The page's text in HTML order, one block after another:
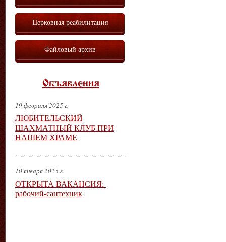
Церковная реабилитация
Файловый архив
Объявления
19 февраля 2025 г.
ЛЮБИТЕЛЬСКИЙ
ШАХМАТНЫЙ КЛУБ ПРИ
НАШЕМ ХРАМЕ
10 января 2025 г.
ОТКРЫТА ВАКАНСИЯ:
рабочий-сантехник